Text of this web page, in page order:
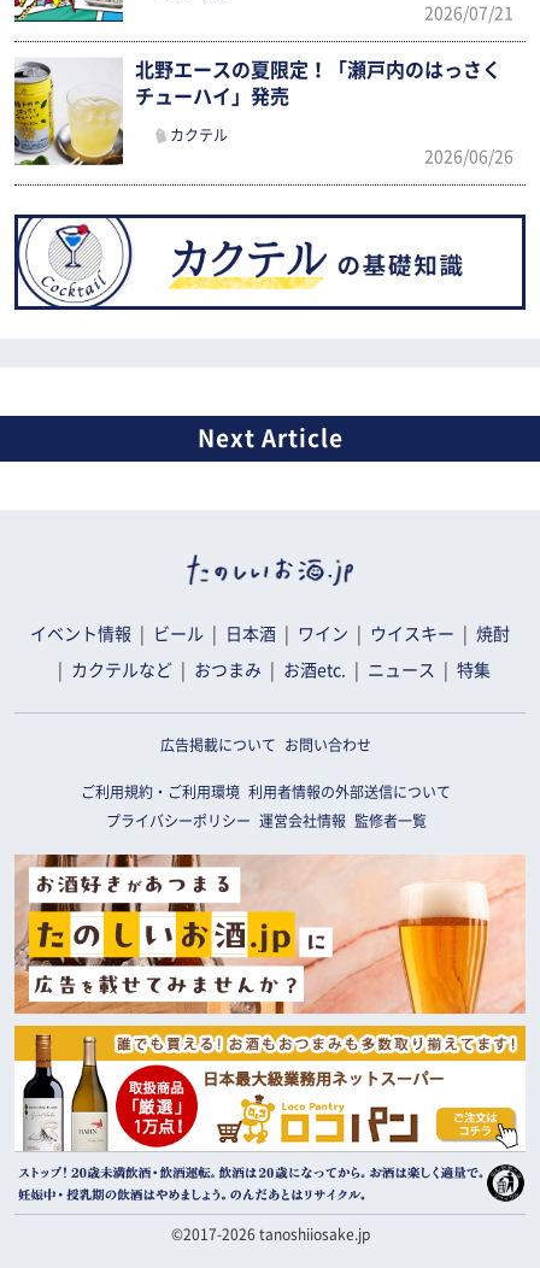
2026/07/21
北野エースの夏限定！「瀬戸内のはっさく
チューハイ」発売
カクテル
2026/06/26
イベント情報 ビール 日本酒 ワイン ウイスキー 焼酎
カクテルなど おつまみ お酒etc. ニュース 特集
広告掲載について お問い合わせ
ご利用規約・ご利用環境 利用者情報の外部送信について
プライバシーポリシー
運営会社情報 監修者一覧
©2017-2026 tanoshiiosake.jp